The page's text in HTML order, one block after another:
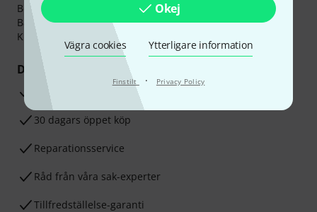
Okej
Vägra cookies Ytterligare information
Finstilt · Privacy Policy
Betalningen kan göras tryggt och säkert med
Banköverföring, PayPal,Klarna Direktbetalningeller
Kreditkort.
Dina fördelar
3-år Thomann-garanti
30 dagars öppet köp
Reparationsservice
Råd från våra sak-experter
Tillfredställelse-garanti